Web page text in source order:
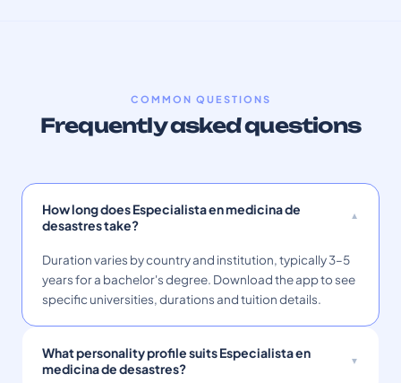
COMMON QUESTIONS
Frequently asked questions
How long does Especialista en medicina de
desastres take?
Duration varies by country and institution, typically 3–5
years for a bachelor's degree. Download the app to see
specific universities, durations and tuition details.
What personality profile suits Especialista en
medicina de desastres?